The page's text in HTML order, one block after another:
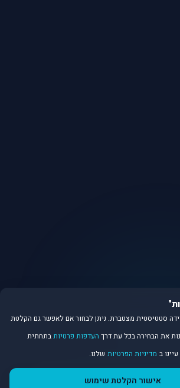
ובינה מלאכותית לניתוח שוק הנדל״ן.
סטטיסטית מצטברת. ניתן לבחור אם לאפשר גם הקלטת
את הבחירה בכל עת דרך העדפות פרטיותבתחתית
ב מדיניות הפרטיות שלנו.
אישור הקלטת שימוש